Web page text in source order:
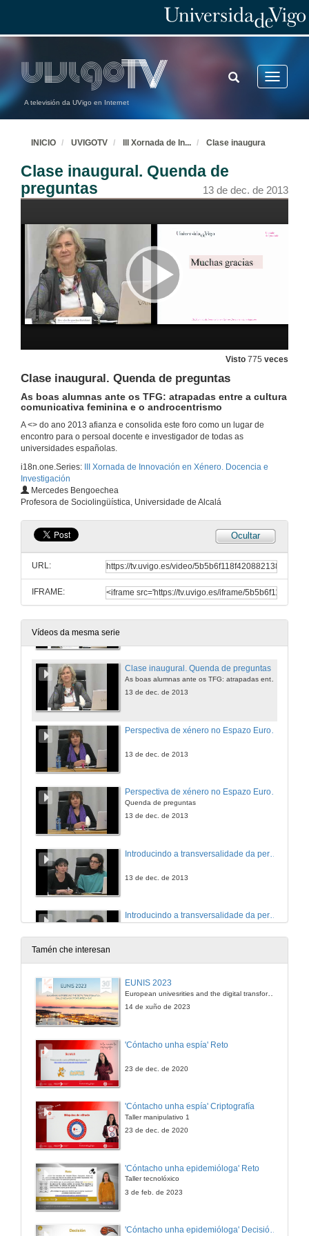
A televisión da UVigo en Internet
Toggle
TOGGLE
SEARCH
INICIO UVIGOTV III Xornada de In... Clase inaugura
Clase inaugural. Quenda de
preguntas
13 de dec. de 2013
Visto 775 veces
Clase inaugural. Quenda de preguntas
As boas alumnas ante os TFG: atrapadas entre a cultura
comunicativa feminina e o androcentrismo
A <> do ano 2013 afianza e consolida este foro como un lugar de
encontro para o persoal docente e investigador de todas as
universidades españolas.
i18n.one.Series:
III Xornada de Innovación en Xénero. Docencia e
Investigación
Mercedes Bengoechea
Profesora de Sociolingüística, Universidade de Alcalá
Ocultar
URL:
IFRAME:
Vídeos da mesma serie
Inauguración da xornada polo reitor da Universidade de Vigo
13 de dec. de 2013
Clase inaugural
Clase inaugural. Quenda de preguntas
13 de dec. de 2013
13 de dec. de 2013
Perspectiva de xénero no Espazo Europeo de Educación Superior: Contidos docentes en Comunicación
Quenda de preguntas
13 de dec. de 2013
13 de dec. de 2013
Introducindo a transversalidade da perspectiva de xénero nos novos formatos docentes
13 de dec. de 2013
Quenda de preguntas
Quenda de preguntas
Tamén che interesan
EUNIS 2023
European univesrities and the digital transformation: challenges and opportunities ahead
14 de xuño de 2023
'Cóntacho unha espía' Reto
23 de dec. de 2020
'Cóntacho unha espía' Criptografía
Taller manipulativo 1
23 de dec. de 2020
'Cóntacho unha epidemióloga' Reto
Taller tecnolóxico
3 de feb. de 2023
'Cóntacho unha epidemióloga' Decisións nun partido de baloncesto 4